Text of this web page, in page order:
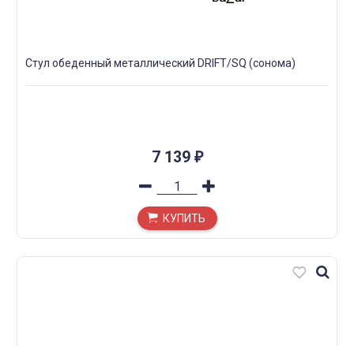
Стул обеденный металлический DRIFT/SQ (сонома)
7 139 ₽
КУПИТЬ